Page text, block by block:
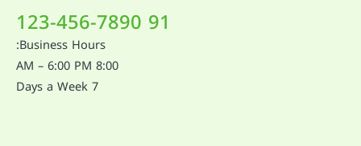
91 123-456-7890
Business Hours:
8:00 AM – 6:00 PM
7 Days a Week